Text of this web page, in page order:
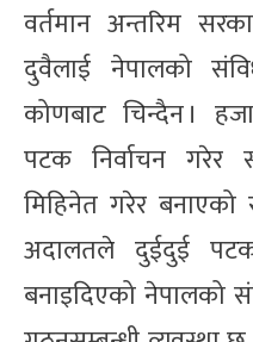
वर्तमान अन्तरिम
दुवैलाई नेपालको
कोणबाट चिन्दैन ।
पटक निर्वाचन गरेर
मिहिनेत गरेर बनाएको
अदालतले दुईदुई
बनाइदिएको नेपालको